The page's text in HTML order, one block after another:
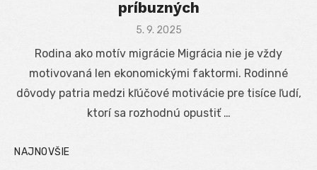
príbuzných
Posted
5. 9. 2025
Rodina ako motív migrácie Migrácia nie je vždy
motivovaná len ekonomickými faktormi. Rodinné
dôvody patria medzi kľúčové motivácie pre tisíce ľudí,
ktorí sa rozhodnú opustiť …
NAJNOVŠIE